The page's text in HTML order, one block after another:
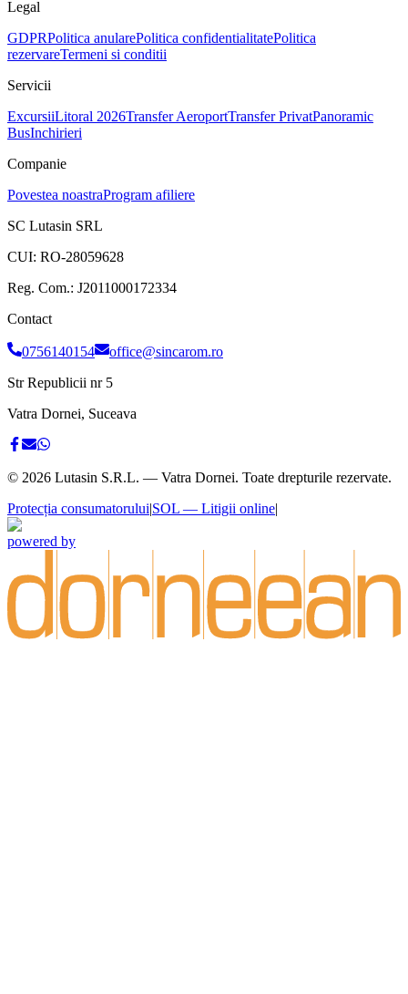
Legal
GDPRPolitica anularePolitica confidentialitatePolitica
rezervareTermeni si conditii
Servicii
ExcursiiLitoral 2026Transfer AeroportTransfer PrivatPanoramic
BusInchirieri
Companie
Povestea noastraProgram afiliere
SC Lutasin SRL
CUI: RO-28059628
Reg. Com.: J2011000172334
Contact
0756140154
office@sincarom.ro
Str Republicii nr 5
Vatra Dornei, Suceava
© 2026 Lutasin S.R.L. — Vatra Dornei. Toate drepturile rezervate.
Protecția consumatorului|SOL — Litigii online|
powered by